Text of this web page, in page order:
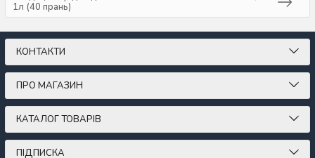
1л (40 прань)
КОНТАКТИ
ПРО МАГАЗИН
КАТАЛОГ ТОВАРІВ
ПІДПИСКА